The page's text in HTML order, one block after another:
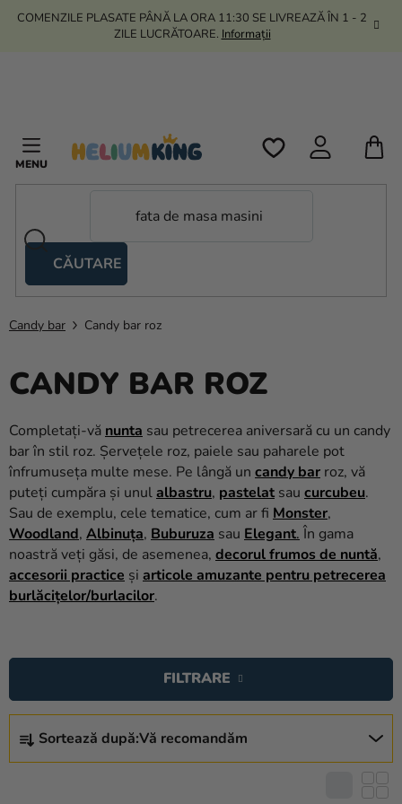
TreciCOMENZILE PLASATE PÂNĂ LA ORA 11:30 SE LIVREAZĂ ÎN 1 - 2
ZILE LUCRĂTOARE. Informații
CĂUTARE
tip
foarfecă
Heliu si
Nunta
Petrecere
Măști
pentru
carnaval
Sortiment
Coacerea
Candy bar Candy bar roz
CANDY BAR ROZ
Completați-vă nunta sau petrecerea aniversară cu un candy
bar în stil roz. Șervețele roz, paiele sau paharele pot
înfrumuseța multe mese. Pe lângă un candy bar roz, vă
puteți cumpăra și unulalbastru, pastelat sau curcubeu.
Sau de exemplu, cele tematice, cum ar fi Monster,
Woodland, Albinuța, Buburuza sau Elegant. În gama
noastră veți găsi, de asemenea, decorul frumos de nuntă,
accesorii practice și articole amuzante pentru petrecerea
burlăcițelor/burlacilor.
E
L
Sortează după:Vă recomandăm
FILTRARE
I
S
T
Ă
P